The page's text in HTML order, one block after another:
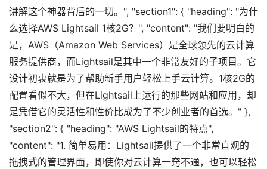
讲解这个神器背后的一切。", "section1": { "heading": "为什
么选择AWS Lightsail 1核2G？", "content": "我们要明白的
是，AWS（Amazon Web Services）是全球领先的云计算
服务提供商，而Lightsail是其中一个非常友好的子项目。它
设计初衷就是为了帮助新手用户轻松上手云计算。1核2G的
配置看似不大，但在Lightsail上运行的那些网站和应用，却
是凭借它的灵活性和性价比成为了不少创业者的首选。" },
"section2": { "heading": "AWS Lightsail的特点",
"content": "1. 简单易用：Lightsail提供了一个非常直观的
拖拽式的管理界面，即使你对云计算一窍不通，也可以轻松